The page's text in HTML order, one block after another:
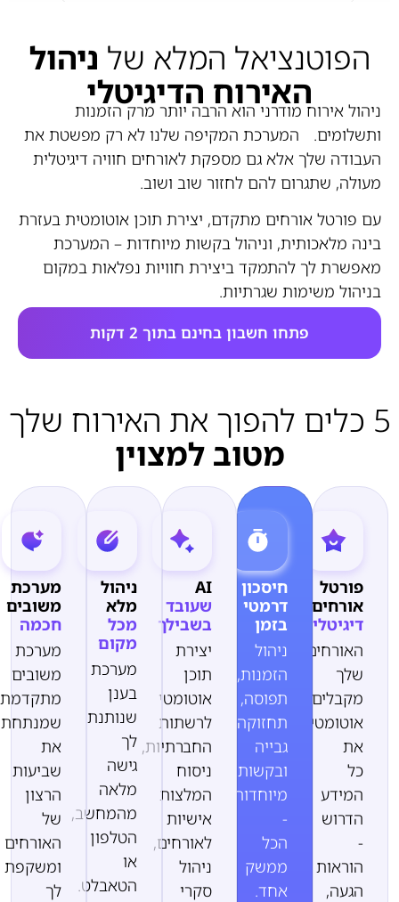
הפוטנציאל המלא של ניהול
האירוח הדיגיטלי
ניהול אירוח מודרני הוא הרבה יותר מרק הזמנות
ותשלומים. המערכת המקיפה שלנו לא רק מפשטת את
העבודה שלך אלא גם מספקת לאורחים חוויה דיגיטלית
מעולה, שתגרום להם לחזור שוב ושוב.
עם פורטל אורחים מתקדם, יצירת תוכן אוטומטית בעזרת
בינה מלאכותית, וניהול בקשות מיוחדות – המערכת
מאפשרת לך להתמקד ביצירת חוויות נפלאות במקום
בניהול משימות שגרתיות.
פתחו חשבון בחינם בתוך 2 דקות
5 כלים להפוך את האירוח שלך
מטוב למצוין
פורטל
אורחים
דיגיטלי
האורחים
שלך
מקבלים
אוטומטית
את
כל
המידע
הדרוש
-
הוראות
הגעה,
חיסכון
דרמטי
בזמן
ניהול
הזמנות,
תפוסה,
תחזוקה,
גבייה
ובקשות
מיוחדות
-
הכל
ממשק
אחד.
AI
שעובד
בשבילך
יצירת
תוכן
אוטומטי
לרשתות
החברתיות,
ניסוח
המלצות
אישיות
לאורחים,
ניהול
סקרי
ניהול
מלא
מכל
מקום
מערכת
בענן
שנותנת
לך
גישה
מלאה
מהמחשב,
הטלפון
או
הטאבלט.
מערכת
משובים
חכמה
מערכת
משובים
מתקדמת
שמנתחת
את
שביעות
הרצון
של
האורחים
ומשקפת
לך